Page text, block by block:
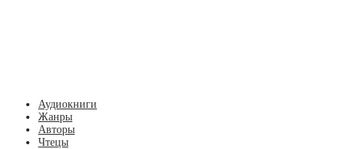
Аудиокниги
Жанры
Авторы
Чтецы